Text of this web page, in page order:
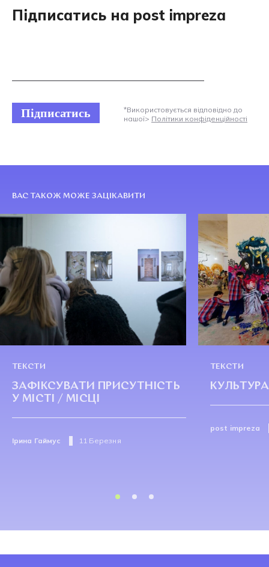
Підписатись на post impreza
Підписатись
*Використовується відповідно до
нашої> Політики конфіденційності
ВАС ТАКОЖ МОЖЕ ЗАЦІКАВИТИ
ТЕКСТИ
ЗАФІКСУВАТИ ПРИСУТНІСТЬ
У МІСТІ / МІСЦІ
Ірина Гаймус 11 Березня
ТЕКСТИ
post impreza